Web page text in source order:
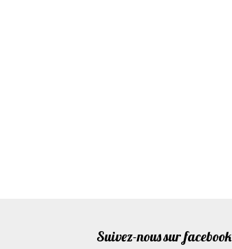
Suivez-nous sur facebook